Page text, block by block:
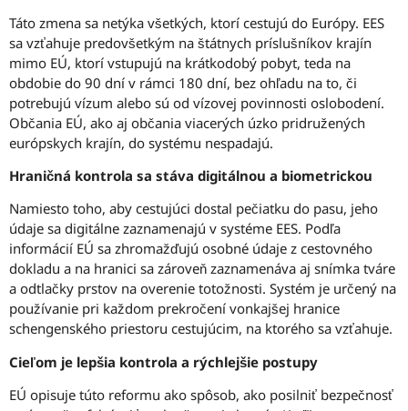
Táto zmena sa netýka všetkých, ktorí cestujú do Európy. EES
sa vzťahuje predovšetkým na štátnych príslušníkov krajín
mimo EÚ, ktorí vstupujú na krátkodobý pobyt, teda na
obdobie do 90 dní v rámci 180 dní, bez ohľadu na to, či
potrebujú vízum alebo sú od vízovej povinnosti oslobodení.
Občania EÚ, ako aj občania viacerých úzko pridružených
európskych krajín, do systému nespadajú.
Hraničná kontrola sa stáva digitálnou a biometrickou
Namiesto toho, aby cestujúci dostal pečiatku do pasu, jeho
údaje sa digitálne zaznamenajú v systéme EES. Podľa
informácií EÚ sa zhromažďujú osobné údaje z cestovného
dokladu a na hranici sa zároveň zaznamenáva aj snímka tváre
a odtlačky prstov na overenie totožnosti. Systém je určený na
používanie pri každom prekročení vonkajšej hranice
schengenského priestoru cestujúcim, na ktorého sa vzťahuje.
Cieľom je lepšia kontrola a rýchlejšie postupy
EÚ opisuje túto reformu ako spôsob, ako posilniť bezpečnosť